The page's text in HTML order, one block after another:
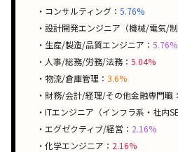
・コンサルティング： 5.76%
・設計開発エンジニア（機械/電気/
・生産/製造/品質エンジニア： 5.76%
・人事/総務/労務/法務： 5.04%
・物流/倉庫管理： 3.6%
・財務/会計/経理/その他金融専門職：
・ITエンジニア（インフラ系・社内
・エグゼクティブ/経営： 2.16%
・化学エンジニア： 2.16%